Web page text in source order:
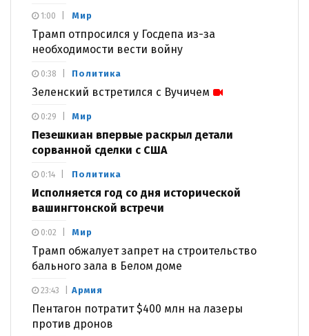
Мир
Трамп отпросился у Госдепа из-за
необходимости вести войну
1:00
Политика
Зеленский встретился с Вучичем
0:38
Мир
Пезешкиан впервые раскрыл детали
сорванной сделки с США
0:29
Политика
Исполняется год со дня исторической
вашингтонской встречи
0:14
Мир
Трамп обжалует запрет на строительство
бального зала в Белом доме
0:02
Армия
Пентагон потратит $400 млн на лазеры
против дронов
23:43